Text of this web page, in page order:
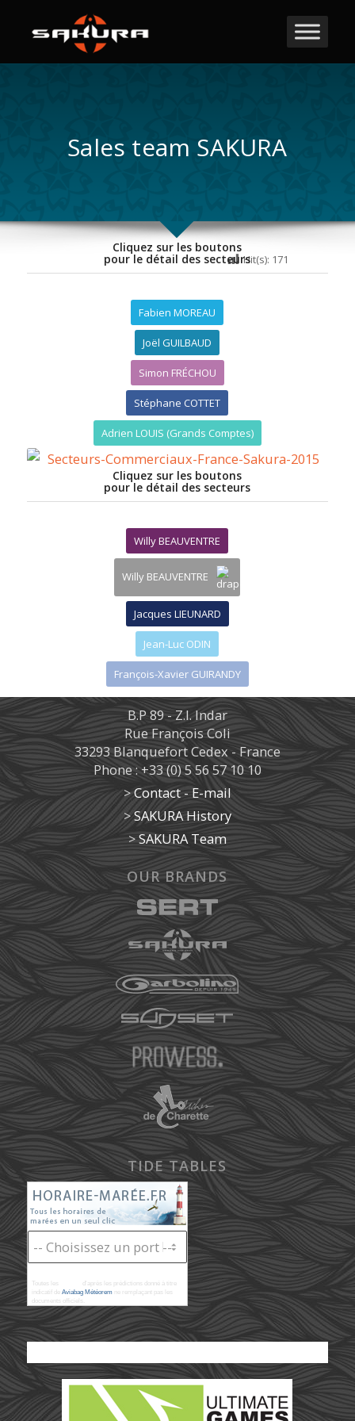
Sales team SAKURA
Cliquez sur les boutons
pour le détail des secteurs
Fabien MOREAU
Joël GUILBAUD
Simon FRÉCHOU
Stéphane COTTET
Adrien LOUIS (Grands Comptes)
Cliquez sur les boutons
pour le détail des secteurs
Willy BEAUVENTRE
Willy BEAUVENTRE
Jacques LIEUNARD
Jean-Luc ODIN
François-Xavier GUIRANDY
Hit(s): 171
B.P 89 - Z.I. Indar
Rue François Coli
33293 Blanquefort Cedex - France
Phone : +33 (0) 5 56 57 10 10
>Contact - E-mail
>SAKURA History
>SAKURA Team
OUR BRANDS
TIDE TABLES
Toutes les
d'après les prédictions donné à titre
indicatif de Aviabag Météoremne remplaçant pas les
documents officiels.